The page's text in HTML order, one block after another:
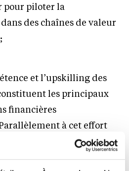
pour piloter la
des chaînes de valeur
et l’upskilling des
les principaux
financières
à cet effort
également attirer des
data, à la croisée de la